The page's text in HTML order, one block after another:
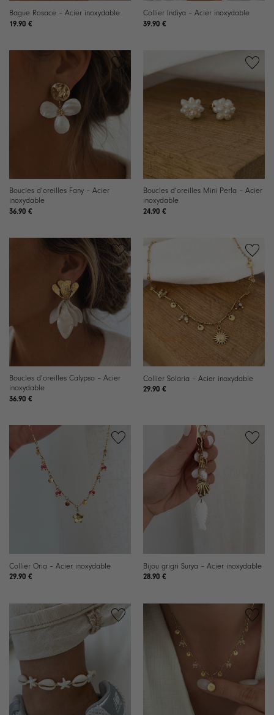
Bague Rosace – Acier inoxydable
19.90 €
Collier Indiya – Acier inoxydable
39.90 €
liste de
Boucles d’oreilles Fany – Acier
inoxydable
36.90 €
Ajouter
à la
Boucles d’oreilles Mini Perla – Acier
inoxydable
24.90 €
Ajouter
à la
liste de
Boucles d’oreilles Calypso – Acier
inoxydable
36.90 €
Ajouter
à la
liste de
souhaits
Collier Solaria – Acier inoxydable
29.90 €
Ajouter
liste de
Collier Oria – Acier inoxydable
29.90 €
Bijou grigri Surya – Acier inoxydable
28.90 €
Ajouter
à la
souhaits